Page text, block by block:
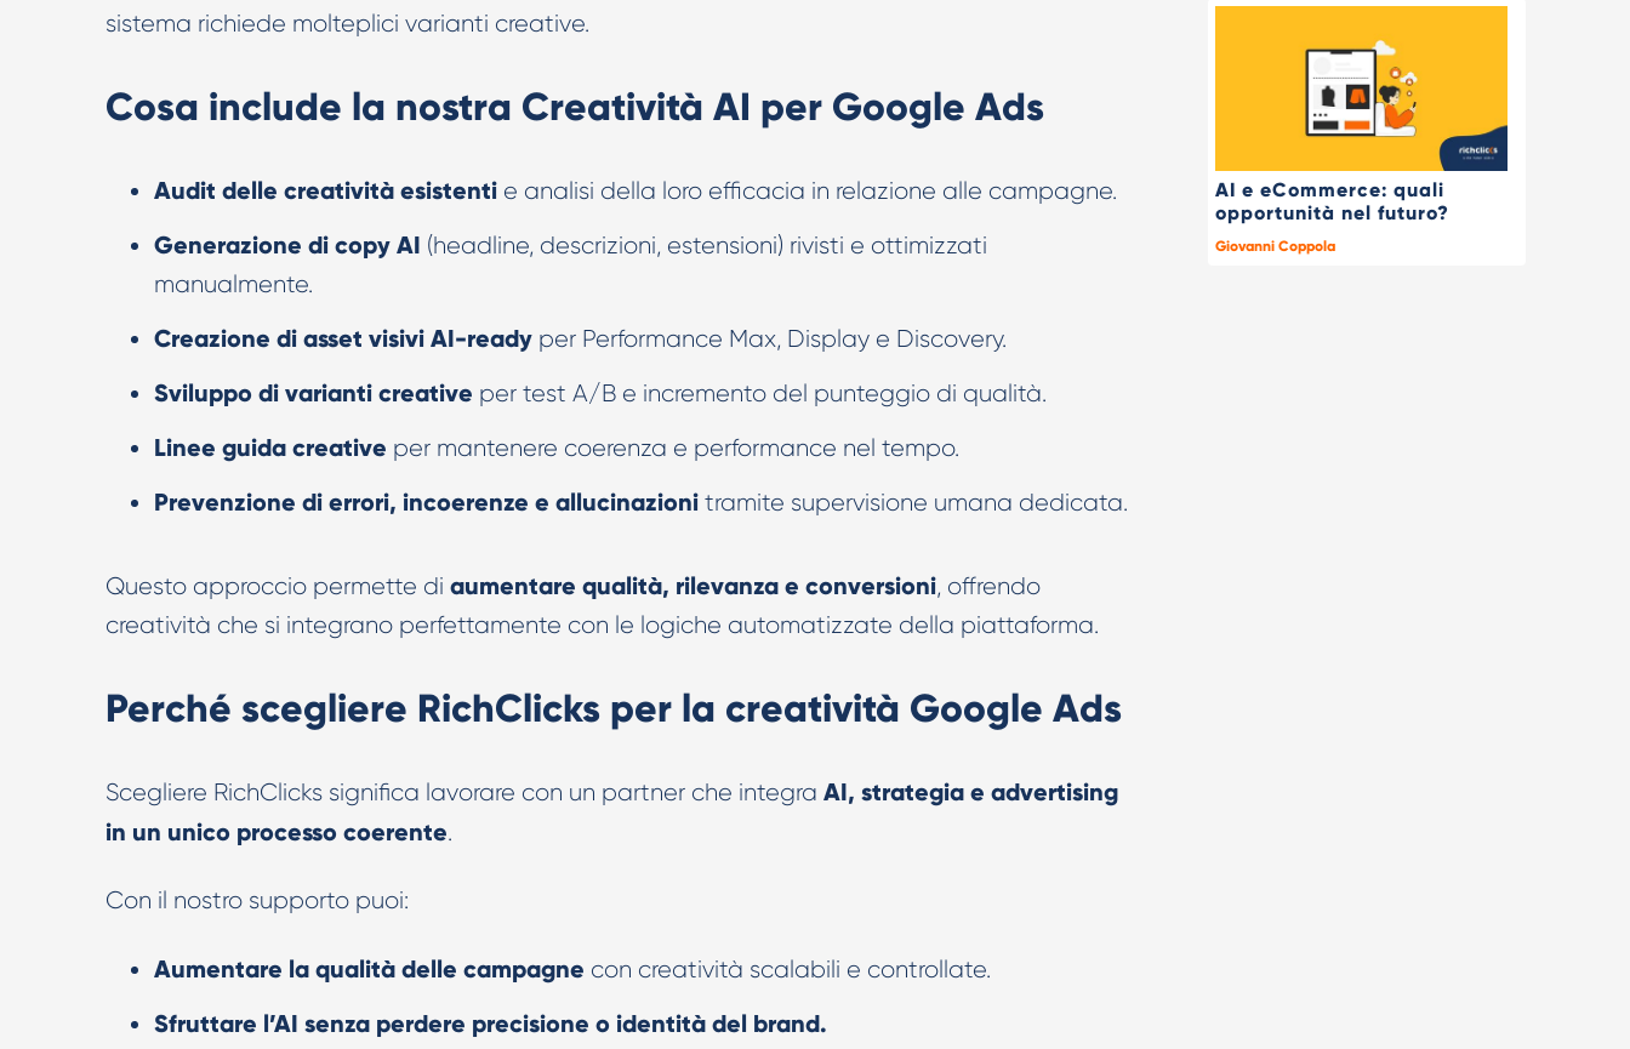
sistema richiede molteplici varianti creative.
Cosa include la nostra Creatività AI per Google Ads
Audit delle creatività esistenti e analisi della loro efficacia in relazione alle campagne.
Generazione di copy AI (headline, descrizioni, estensioni) rivisti e ottimizzati
manualmente.
Creazione di asset visivi AI-ready per Performance Max, Display e Discovery.
Sviluppo di varianti creative per test A/B e incremento del punteggio di qualità.
Linee guida creative per mantenere coerenza e performance nel tempo.
Prevenzione di errori, incoerenze e allucinazioni tramite supervisione umana dedicata.
Questo approccio permette di aumentare qualità, rilevanza e conversioni, offrendo
creatività che si integrano perfettamente con le logiche automatizzate della piattaforma.
Perché scegliere RichClicks per la creatività Google Ads
Scegliere RichClicks significa lavorare con un partner che integra AI, strategia e advertising
in un unico processo coerente.
Con il nostro supporto puoi:
Aumentare la qualità delle campagne con creatività scalabili e controllate.
Sfruttare l’AI senza perdere precisione o identità del brand.
AI e eCommerce: quali
opportunità nel futuro?
Giovanni Coppola